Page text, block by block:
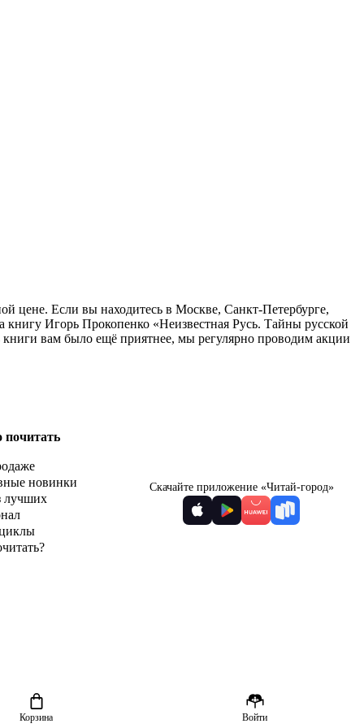
Корзина Войти
цене. Если вы находитесь в Москве, Санкт-Петербурге,
Игорь Прокопенко «Неизвестная Русь. Тайны русской
вам было ещё приятнее, мы регулярно проводим акции
почитать
новинки
лучших
Скачайте приложение «Читай-город»